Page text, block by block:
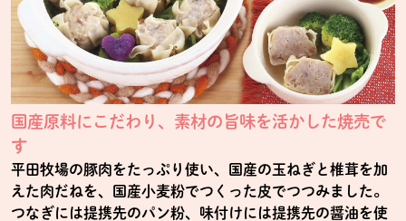
国産原料にこだわり、素材の旨味を活かした焼売で
す
平田牧場の豚肉をたっぷり使い、国産の玉ねぎと椎茸を加
えた肉だねを、国産小麦粉でつくった皮でつつみました。
つなぎには提携先のパン粉、味付けには提携先の醤油を使